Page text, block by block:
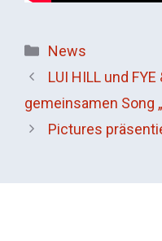
Kategorien
News
LUI HILL und
gemeinsamen Song
Pictures